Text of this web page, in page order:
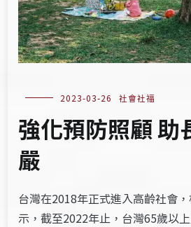
2023-03-26 社會社福
強化預防照顧 助
嚴
台灣在2018年正式進入高齡社會
示，截至2022年止，台灣65歲以